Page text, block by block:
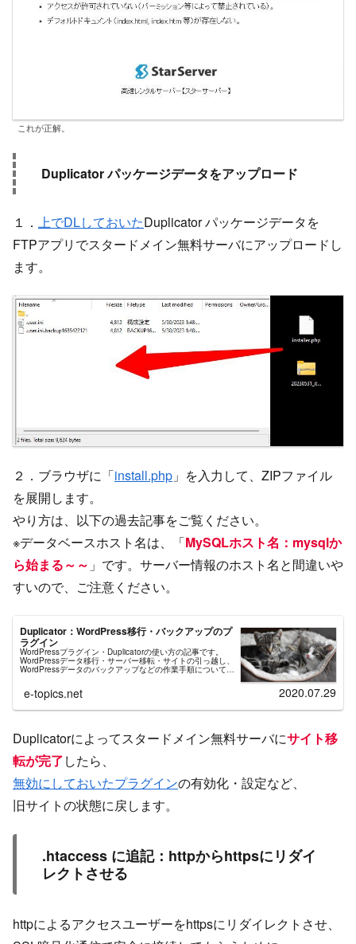
これが正解。
Duplicator パッケージデータをアップロード
１． 上でDLしておいたDuplicator パッケージデータを
FTPアプリでスタードメイン無料サーバにアップロードし
ます。
２．ブラウザに「install.php 」を入力して、ZIPファイル
を展開します。
やり方は、以下の過去記事をご覧ください。
※データベースホスト名は、「MySQLホスト名：mysqlか
ら始まる～～ 」です。サーバー情報のホスト名と間違いや
すいので、ご注意ください。
Duplicator：WordPress移行・バックアップのプ
ラグイン
WordPressプラグイン・Duplicatorの使い方の記事です。
WordPressデータ移行・サーバー移転・サイトの引っ越し、
WordPressデータのバックアップなどの作業手順について説
e-topics.net 2020.07.29
Duplicatorによってスタードメイン無料サーバにサイト移
転が完了したら、
無効にしておいたプラグインの有効化・設定など、
旧サイトの状態に戻します。
.htaccess に追記：httpからhttpsにリダイ
レクトさせる
httpによるアクセスユーザーをhttpsにリダイレクトさせ、